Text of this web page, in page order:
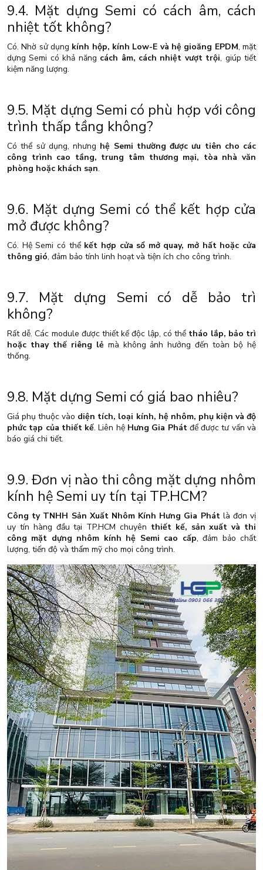
9.4. Mặt dựng Semi có cách âm, cách
nhiệt tốt không?
Có. Nhờ sử dụng kính hộp, kính Low-E và hệ gioăng EPDM, mặt
dựng Semi có khả năng cách âm, cách nhiệt vượt trội, giúp tiết
kiệm năng lượng.
9.5. Mặt dựng Semi có phù hợp với công
trình thấp tầng không?
Có thể sử dụng, nhưng hệ Semi thường được ưu tiên cho các
công trình cao tầng, trung tâm thương mại, tòa nhà văn
phòng hoặc khách sạn.
9.6. Mặt dựng Semi có thể kết hợp cửa
mở được không?
Có. Hệ Semi có thể kết hợp cửa sổ mở quay, mở hất hoặc cửa
thông gió, đảm bảo tính linh hoạt và tiện ích cho công trình.
9.7. Mặt dựng Semi có dễ bảo trì
không?
Rất dễ. Các module được thiết kế độc lập, có thể tháo lắp, bảo trì
hoặc thay thế riêng lẻ mà không ảnh hưởng đến toàn bộ hệ
thống.
9.8. Mặt dựng Semi có giá bao nhiêu?
Giá phụ thuộc vào diện tích, loại kính, hệ nhôm, phụ kiện và độ
phức tạp của thiết kế. Liên hệ Hưng Gia Phátđể được tư vấn và
báo giá chi tiết.
9.9. Đơn vị nào thi công mặt dựng nhôm
kính hệ Semi uy tín tại TP.HCM?
Công ty TNHH Sản Xuất Nhôm Kính Hưng Gia Phátlà đơn vị
uy tín hàng đầu tại TP.HCM chuyên thiết kế, sản xuất và thi
công mặt dựng nhôm kính hệ Semi cao cấp, đảm bảo chất
lượng, tiến độ và thẩm mỹ cho mọi công trình.